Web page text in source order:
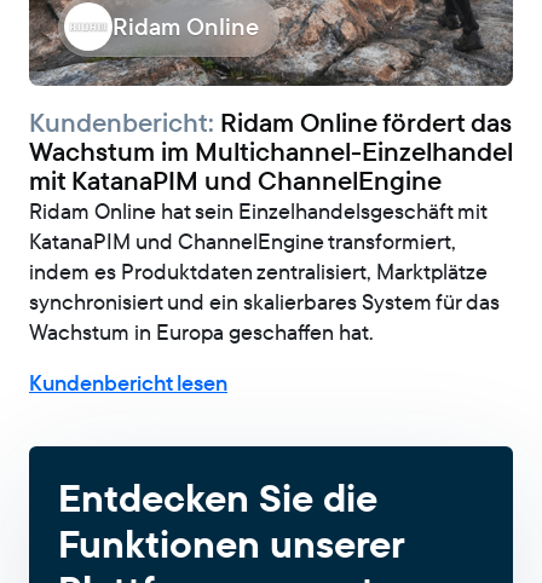
Ridam Online
Kundenbericht: Ridam Online fördert das
Wachstum im Multichannel-Einzelhandel
mit KatanaPIM und ChannelEngine
Ridam Online hat sein Einzelhandelsgeschäft mit
KatanaPIM und ChannelEngine transformiert,
indem es Produktdaten zentralisiert, Marktplätze
synchronisiert und ein skalierbares System für das
Wachstum in Europa geschaffen hat.
Kundenbericht lesen
Entdecken Sie die
Funktionen unserer